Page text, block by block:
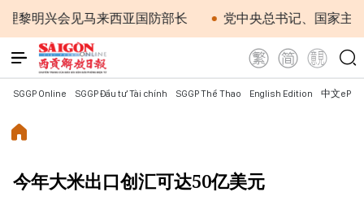
兴会见马来西亚国防部长 党中央总书记、国家主席苏
SGGP Online SGGP Đầu tư Tài chính SGGP Thể Thao English Edition 中文
今年大米出口创汇可达50亿美元